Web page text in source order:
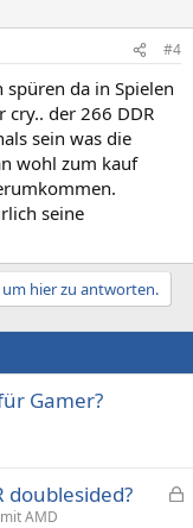
#4
da in Spielen
cry.. der 266 DDR
sein was die
wohl zum kauf
seine
hier zu antworten.
Gamer?
doublesided?
AMD